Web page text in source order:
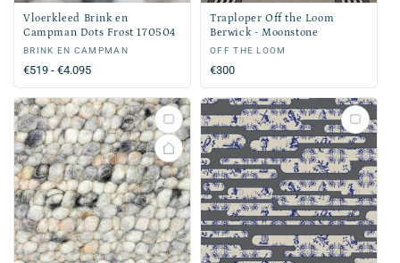
Vloerkleed Brink en
Campman Dots Frost 170504
Verkoper:
BRINK EN CAMPMAN
Normale
prijs
€519 - €4.095
Traploper Off the Loom
Berwick - Moonstone
Verkoper:
OFF THE LOOM
Normale
prijs
€300